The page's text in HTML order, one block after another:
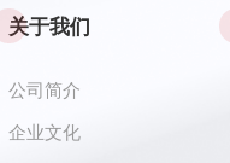
关于我们
公司简介
企业文化